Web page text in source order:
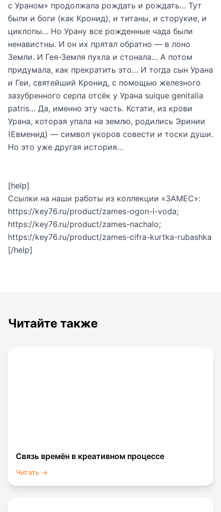
с Ураном» продолжала рождать и рождать… Тут
были и боги (как Кронид), и титаны, и сторукие, и
циклопы… Но Урану все рожденные чада были
ненавистны. И он их прятал обратно — в лоно
Земли. И Гея-Земля пухла и стонала… А потом
придумала, как прекратить это… И тогда сын Урана
и Геи, святейший Кронид, с помощью железного
зазубренного серпа отсёк у Урана suique genitalia
patris… Да, именно эту часть. Кстати, из крови
Урана, которая упала на землю, родились Эринии
(Евменид) — символ укоров совести и тоски души.
Но это уже другая история…
[help]
Ссылки на наши работы из коллекции «ЗАМЕС»:
https://key76.ru/product/zames-ogon-i-voda;
https://key76.ru/product/zames-nachalo;
https://key76.ru/product/zames-cifra-kurtka-rubashka
[/help]
Читайте также
Связь времён в креативном процессе
Читать →